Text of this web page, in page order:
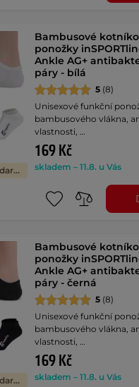
Výměna velikosti zdarma
Bambusové
ponožky
Ankle AG+
páry - bílá
5 (8)
Unisexové funkční
bambusového vlákna,
vlastnosti, …
169 Kč
skladem – 11.8. u Vás
Výměna velikosti zdarma
Bambusové
ponožky
Ankle AG+
páry - černá
5 (8)
Unisexové funkční
bambusového vlákna,
vlastnosti, …
169 Kč
skladem – 11.8. u Vás